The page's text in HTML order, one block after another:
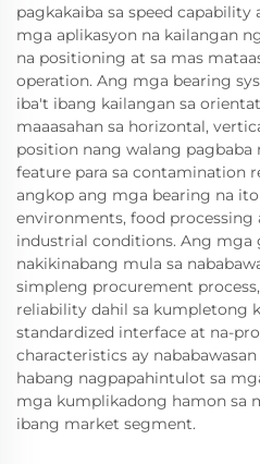
pagkakaiba sa speed
mga aplikasyon na kailangan
na positioning at sa mas
operation. Ang mga bearing
iba't ibang kailangan sa
maaasahan sa horizontal,
position nang walang
feature para sa contamination
angkop ang mga bearing na
environments, food
industrial conditions. Ang
nakikinabang mula sa
simpleng procurement
reliability dahil sa kumpletong
standardized interface at na-
characteristics ay
habang nagpapahintulot sa
mga kumplikadong hamon sa
ibang market segment.